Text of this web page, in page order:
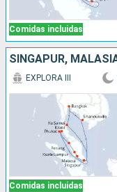
Comidas incluidas
Comidas incluidas
EXPLORA III